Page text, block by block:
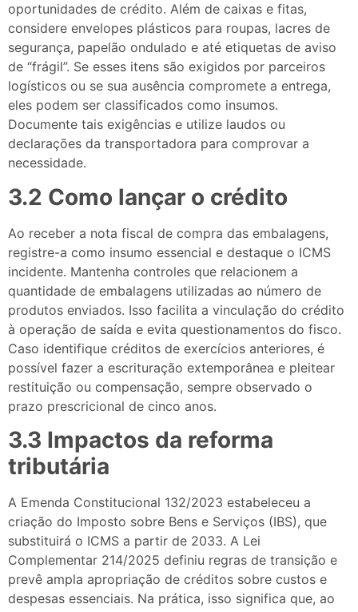
oportunidades de crédito. Além de caixas e fitas,
considere envelopes plásticos para roupas, lacres de
segurança, papelão ondulado e até etiquetas de aviso
de “frágil”. Se esses itens são exigidos por parceiros
logísticos ou se sua ausência compromete a entrega,
eles podem ser classificados como insumos.
Documente tais exigências e utilize laudos ou
declarações da transportadora para comprovar a
necessidade.
3.2 Como lançar o crédito
Ao receber a nota fiscal de compra das embalagens,
registre-a como insumo essencial e destaque o ICMS
incidente. Mantenha controles que relacionem a
quantidade de embalagens utilizadas ao número de
produtos enviados. Isso facilita a vinculação do crédito
à operação de saída e evita questionamentos do fisco.
Caso identifique créditos de exercícios anteriores, é
possível fazer a escrituração extemporânea e pleitear
restituição ou compensação, sempre observado o
prazo prescricional de cinco anos.
3.3 Impactos da reforma
tributária
A Emenda Constitucional 132/2023 estabeleceu a
criação do Imposto sobre Bens e Serviços (IBS), que
substituirá o ICMS a partir de 2033. A Lei
Complementar 214/2025 definiu regras de transição e
prevê ampla apropriação de créditos sobre custos e
despesas essenciais. Na prática, isso significa que, ao